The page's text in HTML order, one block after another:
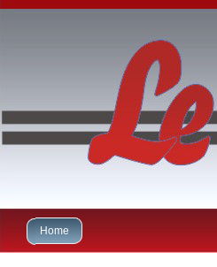
Home